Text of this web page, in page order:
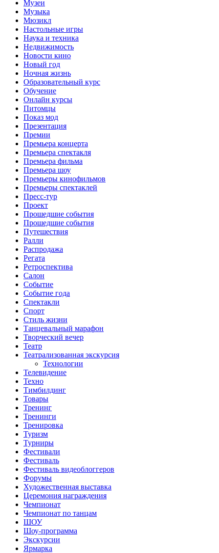
Музеи
Музыка
Мюзикл
Настольные игры
Наука и техника
Недвижимость
Новости кино
Новый год
Ночная жизнь
Образовательный курс
Обучение
Онлайн курсы
Питомцы
Показ мод
Презентация
Премии
Премьера концерта
Премьера спектакля
Премьера фильма
Премьера шоу
Премьеры кинофильмов
Премьеры спектаклей
Пресс-тур
Проект
Прошедшие события
Прошедшие события
Путешествия
Ралли
Распродажа
Регата
Ретроспектива
Салон
Событие
Событие года
Спектакли
Спорт
Стиль жизни
Танцевальный марафон
Творческий вечер
Театр
Театрализованная экскурсия
Технологии
Телевидение
Техно
Тимбилдинг
Товары
Тренинг
Тренинги
Тренировка
Туризм
Турниры
Фестивали
Фестиваль
Фестиваль видеоблоггеров
Форумы
Художественная выставка
Церемония награждения
Чемпионат
Чемпионат по танцам
ШОУ
Шоу-программа
Экскурсии
Ярмарка